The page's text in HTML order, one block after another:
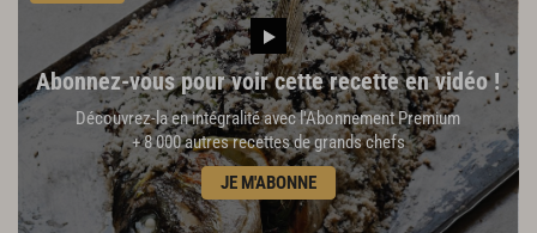
Abonnez-vous pour voir cette recette en vidéo !
Découvrez-la en intégralité avec l'Abonnement Premium
+ 8 000 autres recettes de grands chefs
JE M'ABONNE